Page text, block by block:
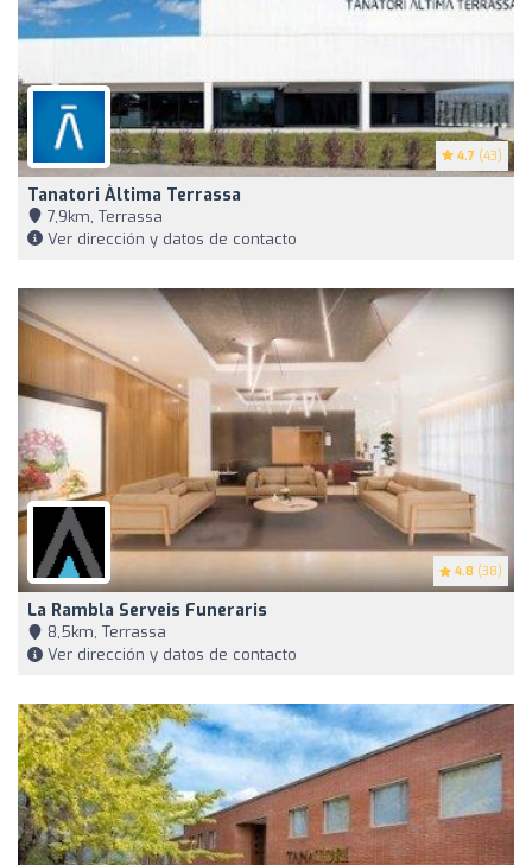
4.7 (43)
Tanatori Àltima Terrassa
7,9km, Terrassa
Ver dirección y datos de contacto
4.8 (38)
La Rambla Serveis Funeraris
8,5km, Terrassa
Ver dirección y datos de contacto